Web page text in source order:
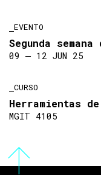
EVENTO
Segunda
09 ― 12 JUN 25
CURSO
Herramientas
MGIT 4105